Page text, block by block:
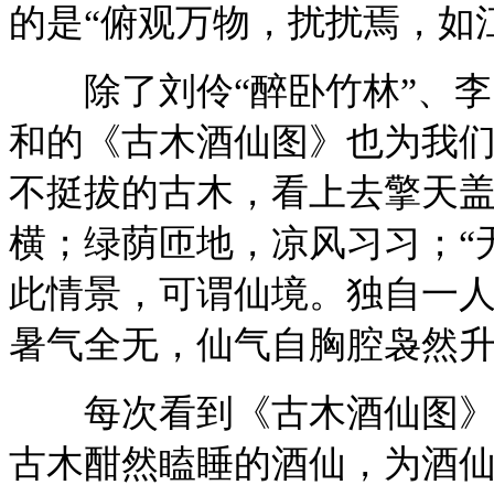
的是“俯观万物，扰扰焉，如
除了刘伶“醉卧竹林”、李
和的《古木酒仙图》也为我
不挺拔的古木，看上去擎天
横；绿荫匝地，凉风习习；
此情景，可谓仙境。独自一
暑气全无，仙气自胸腔袅然
每次看到《古木酒仙图》
古木酣然瞌睡的酒仙，为酒